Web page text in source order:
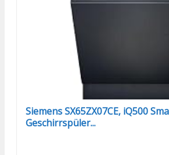
Siemens SX65ZX07CE, iQ500
Geschirrspüler...